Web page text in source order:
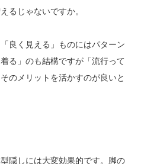
るじゃないですか。
良く見える」ものにはパターン
る」のも結構ですが「流行って
のメリットを活かすのが良いと
隠しには大変効果的です。脚の